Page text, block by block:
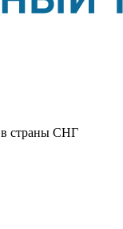
в страны СНГ